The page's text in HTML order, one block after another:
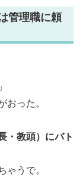
管理職に頼
おった。
・教頭）にバト
ゃうで。